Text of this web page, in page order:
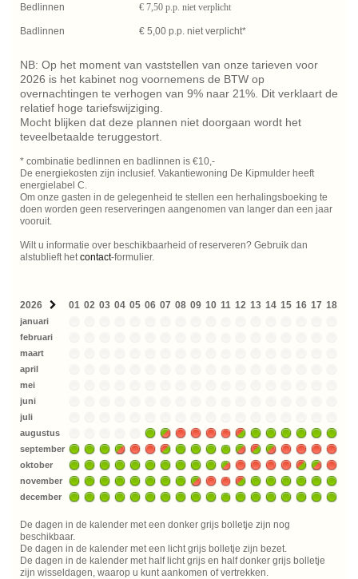
Bedlinnen
Badlinnen
€ 7,50 p.p. niet verplicht
€ 5,00 p.p. niet verplicht*
NB: Op het moment van vaststellen van onze tarieven voor
2026 is het kabinet nog voornemens de BTW op
overnachtingen te verhogen van 9% naar 21%. Dit verklaart de
relatief hoge tariefswijziging.
Mocht blijken dat deze plannen niet doorgaan wordt het
teveelbetaalde teruggestort.
* combinatie bedlinnen en badlinnen is €10,-
De energiekosten zijn inclusief. Vakantiewoning De Kipmulder heeft
energielabel C.
Om onze gasten in de gelegenheid te stellen een herhalingsboeking te
doen worden geen reserveringen aangenomen van langer dan een jaar
vooruit.
Wilt u informatie over beschikbaarheid of reserveren? Gebruik dan
alstublieft het contact-formulier.
2026 01 02 03 04 05 06 07 08 09 10 11 12 13 14 15 16 17 18
januari
februari
maart
april
mei
juni
juli
augustus
september
oktober
november
december
De dagen in de kalender met een donker grijs bolletje zijn nog
beschikbaar.
De dagen in de kalender met een licht grijs bolletje zijn bezet.
De dagen in de kalender met half licht grijs en half donker grijs bolletje
zijn wisseldagen, waarop u kunt aankomen of vertrekken.